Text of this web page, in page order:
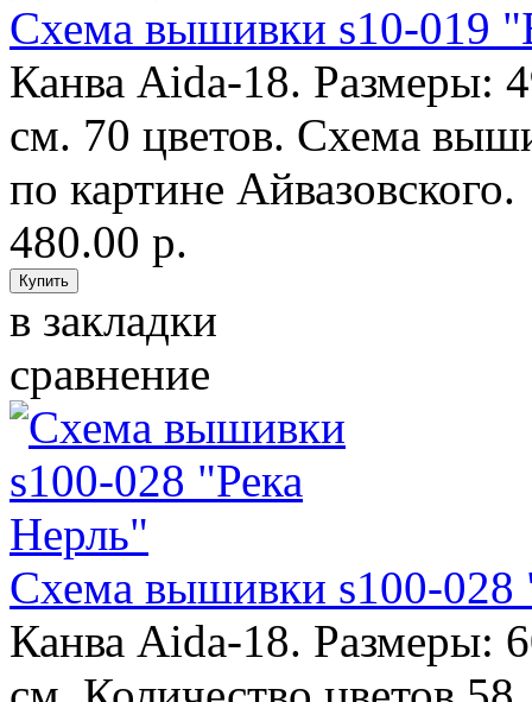
Схема вышивки s10-019
Канва Aida-18. Размеры:
см. 70 цветов. Схема
по картине
480.00 р.
в закладки
сравнение
Схема вышивки s100-028
Канва Aida-18. Размеры: